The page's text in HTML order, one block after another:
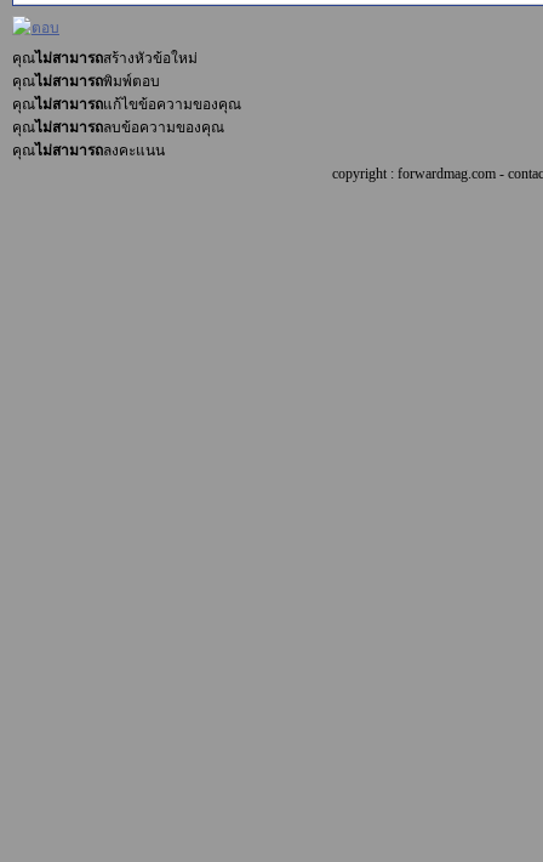
คุณไม่สามารถสร้างหัวข้อใหม่
คุณไม่สามารถพิมพ์ตอบ
คุณไม่สามารถแก้ไขข้อความของคุณ
คุณไม่สามารถลบข้อความของคุณ
คุณไม่สามารถลงคะแนน
copyright : forwardmag.com -